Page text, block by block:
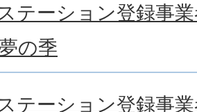
ステーション登録事
の季
ステーション登録事